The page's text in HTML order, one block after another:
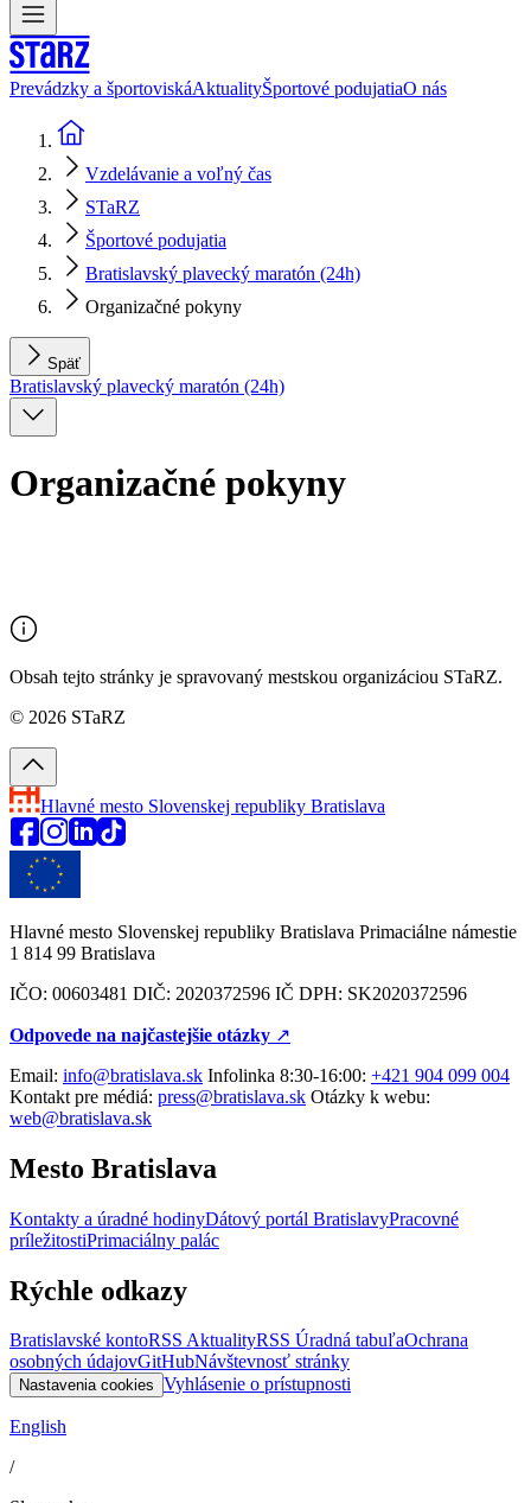
Prevádzky a športoviskáAktualityŠportové podujatiaO nás
Vzdelávanie a voľný čas
STaRZ
Športové podujatia
Bratislavský plavecký maratón (24h)
Organizačné pokyny
Späť
Bratislavský plavecký maratón (24h)
Organizačné pokyny
Obsah tejto stránky je spravovaný mestskou organizáciou STaRZ.
© 2026 STaRZ
Hlavné mesto Slovenskej republiky Bratislava
Hlavné mesto Slovenskej republiky Bratislava Primaciálne námestie
1 814 99 Bratislava
IČO: 00603481 DIČ: 2020372596 IČ DPH: SK2020372596
Odpovede na najčastejšie otázky ↗︎
Email: info@bratislava.sk Infolinka 8:30-16:00: +421 904 099 004
Kontakt pre médiá: press@bratislava.sk Otázky k webu:
web@bratislava.sk
Mesto Bratislava
Kontakty a úradné hodinyDátový portál BratislavyPracovné
príležitostiPrimaciálny palác
Rýchle odkazy
Bratislavské kontoRSS AktualityRSS Úradná tabuľaOchrana
osobných údajovGitHubNávštevnosť stránky
Nastavenia cookies Vyhlásenie o prístupnosti
English
/